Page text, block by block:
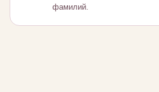
фамилий.